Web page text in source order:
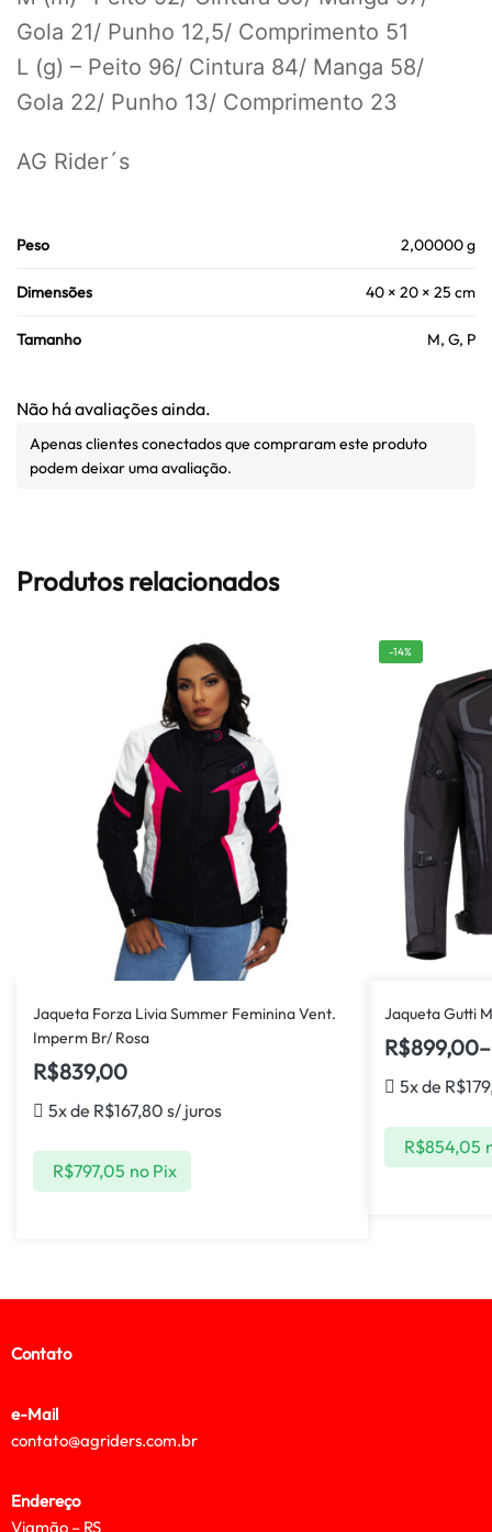
Gola 21/ Punho 12,5/ Comprimento 51
L (g) – Peito 96/ Cintura 84/ Manga 58/
Gola 22/ Punho 13/ Comprimento 23
AG Rider´s
Peso 2,00000 g
Dimensões 40 × 20 × 25 cm
Tamanho M, G, P
Não há avaliações ainda.
Apenas clientes conectados que compraram este produto
podem deixar uma avaliação.
Produtos relacionados
Jaqueta Forza Livia Summer Feminina Vent.
Imperm Br/ Rosa
R$839,00
5x de R$167,80 s/ juros
R$797,05 no Pix
-14%
Jaqueta Gutti
R$899,00–
5x de R$
R$854,05
Contato
e-Mail
contato@agriders.com.br
Endereço
Viamão – RS